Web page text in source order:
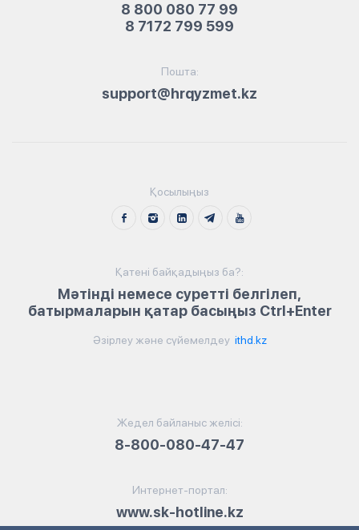
8 800 080 77 99
8 7172 799 599
Пошта:
support@hrqyzmet.kz
Қосылыңыз
Қатені байқадыңыз ба?:
Мәтінді немесе суретті белгілеп,
батырмаларын қатар басыңыз Ctrl+Enter
Әзірлеу және сүйемелдеу ithd.kz
Жедел байланыс желісі:
8-800-080-47-47
Интернет-портал:
www.sk-hotline.kz